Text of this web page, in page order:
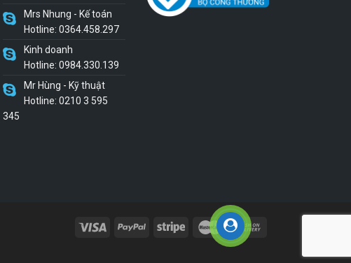
Mrs Nhung - Kế toán
Hotline: 0364.458.297
Kinh doanh
Hotline: 0984.330.139
Mr Hùng - Kỹ thuật
Hotline: 0210 3 595
345